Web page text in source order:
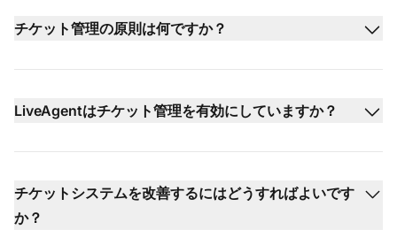
チケット管理の原則は何ですか？
LiveAgentはチケット管理を有効にしていますか？
チケットシステムを改善するにはどうすればよいです
か？